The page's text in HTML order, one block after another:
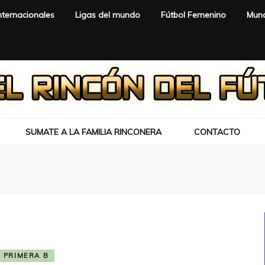
Ligas del mundo Fútbol Femenino
SUMATE A LA FAMILIA RINCONERA CONTACTO
PRIMERA B